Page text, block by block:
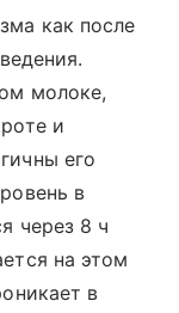
как после
молоке,
и
его
в
через 8 ч
на этом
в